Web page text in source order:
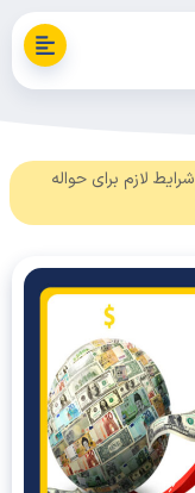
برای حواله